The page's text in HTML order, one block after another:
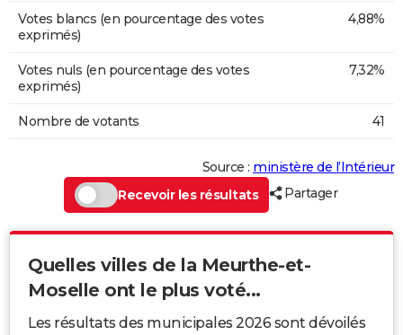
Votes blancs (en pourcentage des votes
exprimés)
4,88%
Votes nuls (en pourcentage des votes
exprimés)
7,32%
Nombre de votants 41
Source : ministère de l’Intérieur
Recevoir les résultats
Partager
Quelles villes de la Meurthe-et-
Moselle ont le plus voté...
Les résultats des municipales 2026 sont dévoilés